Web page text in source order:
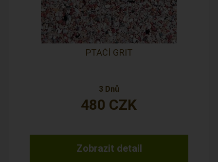
PTAČÍ GRIT
3 Dnů
Zobrazit detail
480 CZK